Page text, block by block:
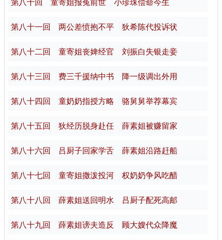
第八十一回 两公差愤抱不平 狄希陈代投诉状
第八十二回 童寄姐丧婢经官 刘振白失银走妾
第八十三回 费三千援纳中书 降一级调出外用
第八十四回 童奶奶指授方略 骆舅舅举荐幕宾
第八十五回 狄经历脱身赴任 薛素姐被赚留家
第八十六回 吕厨子回家学舌 薛素姐沿路赶船
第八十七回 童寄姐撒泼投河 权奶奶争风吃醋
第八十八回 薛素姐送回明水 吕厨子配死高邮
第八十九回 薛素姐谤夫造反 顾大嫂代众降魔